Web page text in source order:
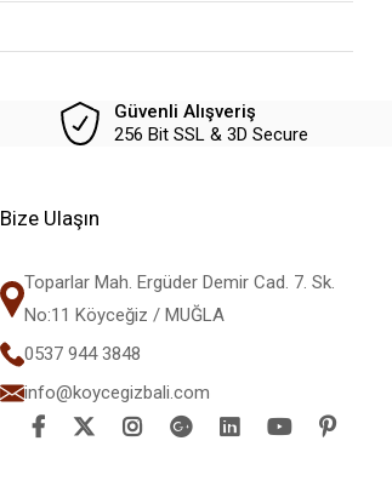
Güvenli Alışveriş
256 Bit SSL & 3D Secure
Bize Ulaşın
Toparlar Mah. Ergüder Demir Cad. 7. Sk.
No:11 Köyceğiz / MUĞLA
0537 944 3848
info@koycegizbali.com